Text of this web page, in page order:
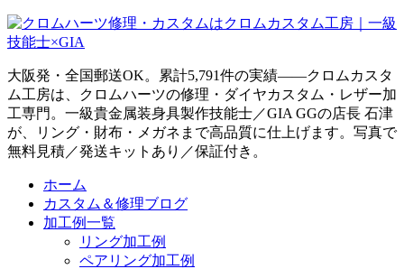
大阪発・全国郵送OK。累計5,791件の実績——クロムカスタ
ム工房は、クロムハーツの修理・ダイヤカスタム・レザー加
工専門。一級貴金属装身具製作技能士／GIA GGの店長 石津
が、リング・財布・メガネまで高品質に仕上げます。写真で
無料見積／発送キットあり／保証付き。
ホーム
カスタム＆修理ブログ
加工例一覧
リング加工例
ペアリング加工例